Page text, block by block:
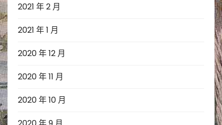
2021 年 2 月
2021 年 1 月
2020 年 12 月
2020 年 11 月
2020 年 10 月